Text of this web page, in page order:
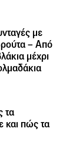
με
– Από
μέχρι
τα
και πώς τα